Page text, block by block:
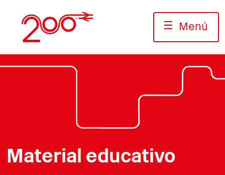
contenido
☰ Menú
Material educativo